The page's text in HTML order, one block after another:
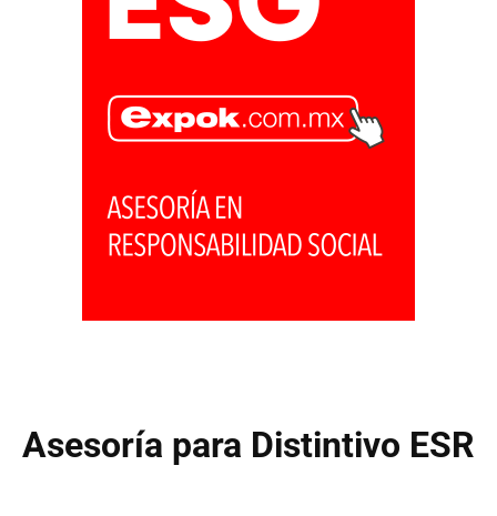
Asesoría para Distintivo ESR